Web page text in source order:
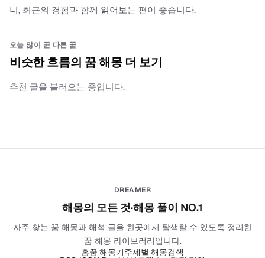
니, 최근의 경험과 함께 읽어보는 편이 좋습니다.
오늘 많이 꾼 다른 꿈
비슷한 흐름의 꿈 해몽 더 보기
추천 글을 불러오는 중입니다.
DREAMER
해몽의 모든 것·해몽 풀이 NO.1
자주 찾는 꿈 해몽과 해석 글을 한곳에서 탐색할 수 있도록 정리한
꿈 해몽 라이브러리입니다.
홈꿈 해몽기주제별 해몽검색